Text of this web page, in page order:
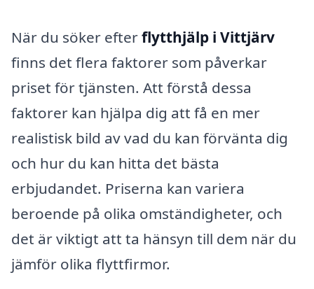
När du söker efterflytthjälp i Vittjärv
finns det flera faktorer som påverkar
priset för tjänsten. Att förstå dessa
faktorer kan hjälpa dig att få en mer
realistisk bild av vad du kan förvänta dig
och hur du kan hitta det bästa
erbjudandet. Priserna kan variera
beroende på olika omständigheter, och
det är viktigt att ta hänsyn till dem när du
jämför olika flyttfirmor.